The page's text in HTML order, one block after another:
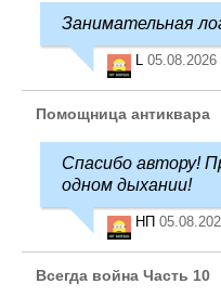
Занимательная
L 05.08.2026
Помощница антиквара
Спасибо автору!
одном дыхании!
НП
Всегда война Часть 10